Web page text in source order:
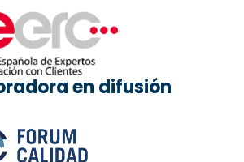
en difusión